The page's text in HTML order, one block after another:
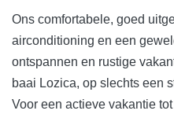
Ons comfortabele, goed
airconditioning en een
ontspannen en rustige
baai Lozica, op slechts een
Voor een actieve vakantie